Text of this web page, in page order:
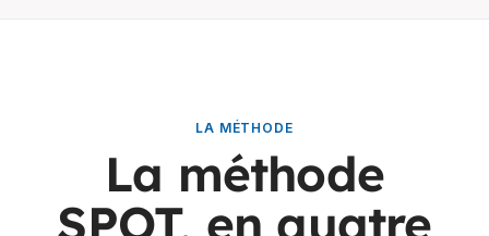
LA MÉTHODE
La méthode
SPOT, en quatre